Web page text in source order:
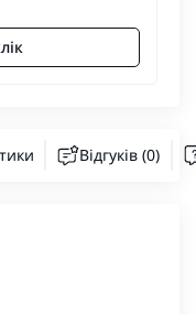
Відгуків (0)